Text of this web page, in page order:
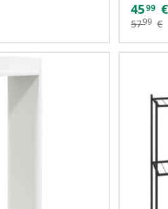
4599 €
5799 €